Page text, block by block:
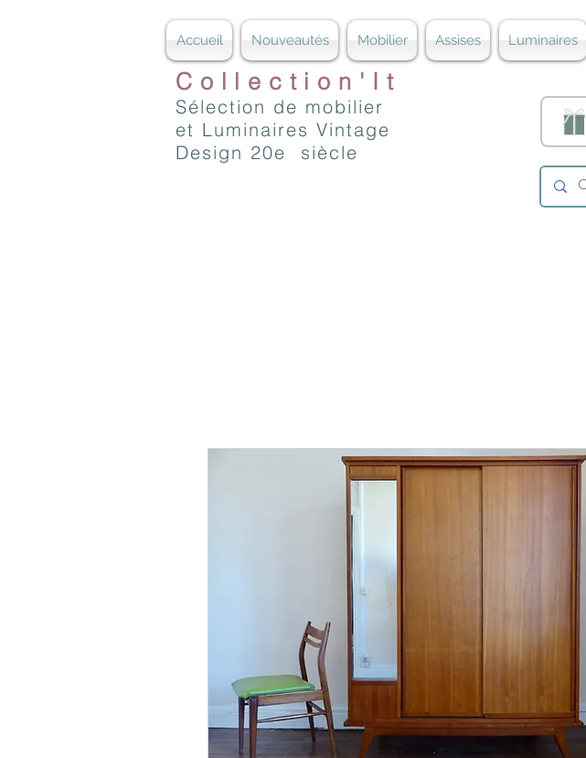
Accueil Nouveautés Mobilier Assises Luminaires
Collection'It
Sélection de mobilier
et Luminaires Vintage
Design 20e siècle